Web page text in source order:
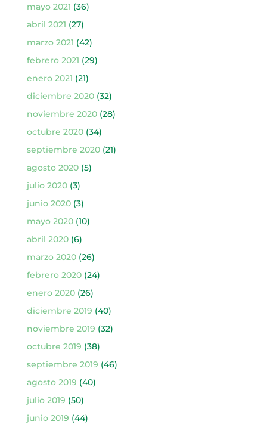
mayo 2021 (36)
abril 2021 (27)
marzo 2021 (42)
febrero 2021 (29)
enero 2021 (21)
diciembre 2020(32)
noviembre 2020(28)
octubre 2020(34)
septiembre 2020(21)
agosto 2020(5)
julio 2020(3)
junio 2020(3)
mayo 2020(10)
abril 2020(6)
marzo 2020(26)
febrero 2020(24)
enero 2020(26)
diciembre 2019 (40)
noviembre 2019 (32)
octubre 2019 (38)
septiembre 2019 (46)
agosto 2019 (40)
julio 2019 (50)
junio 2019 (44)